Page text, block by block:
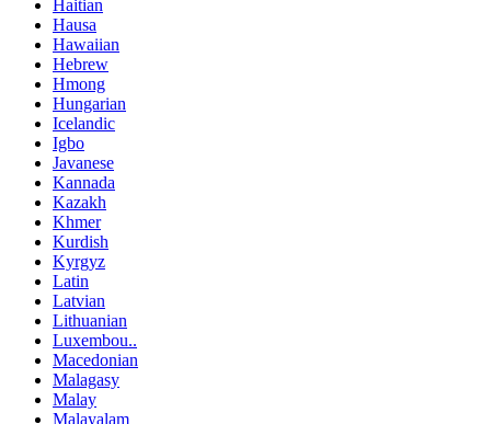
Haitian
Hausa
Hawaiian
Hebrew
Hmong
Hungarian
Icelandic
Igbo
Javanese
Kannada
Kazakh
Khmer
Kurdish
Kyrgyz
Latin
Latvian
Lithuanian
Luxembou..
Macedonian
Malagasy
Malay
Malayalam